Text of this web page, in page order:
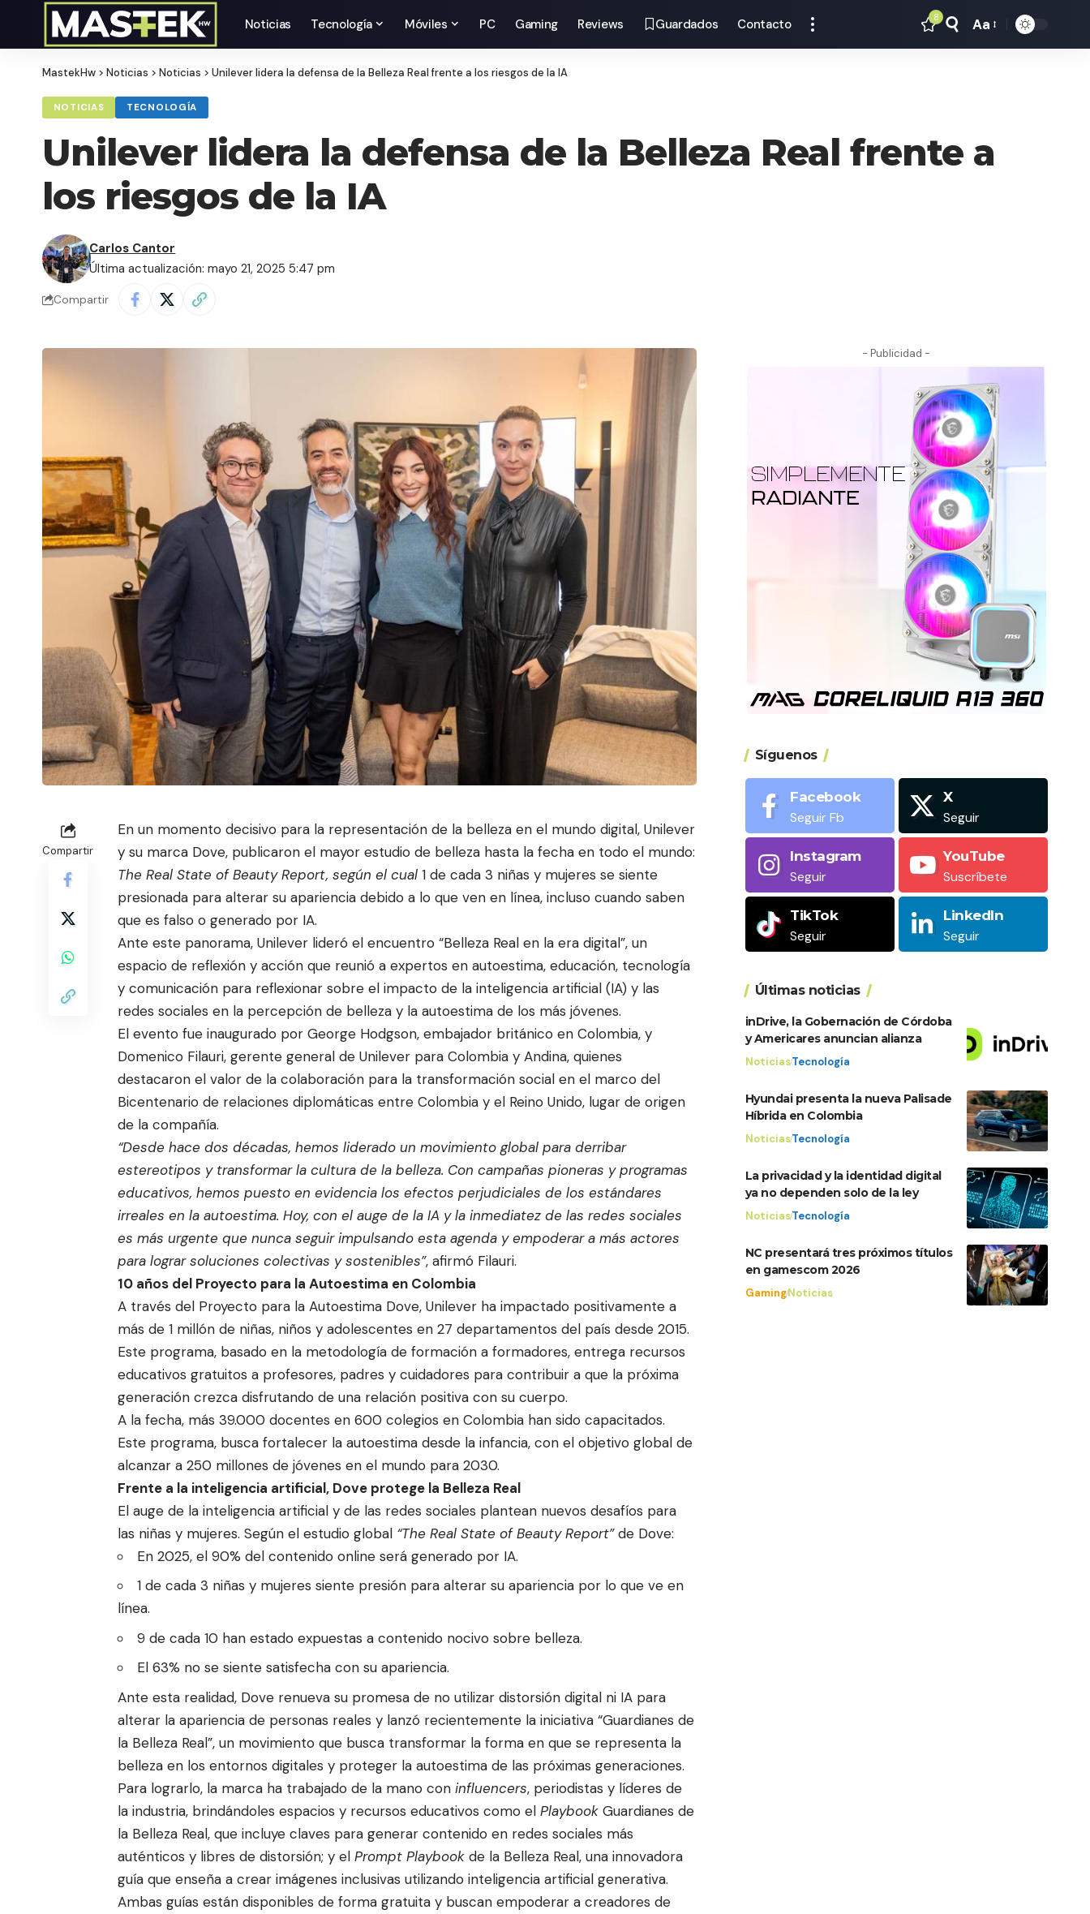
Noticias Tecnología Móviles PC Gaming Reviews Guardados Contacto 8
Tamaño
Aa
MastekHw > Noticias > Noticias > Unilever lidera la defensa de la Belleza Real frente a los riesgos de la IA
NOTICIAS TECNOLOGÍA
Unilever lidera la defensa de la Belleza Real frente a
los riesgos de la IA
Última actualización: mayo 21, 2025 5:47 pm
Carlos Cantor
Compartir
Compartir
En un momento decisivo para la representación de la belleza en el mundo digital, Unilever
y su marca Dove, publicaron el mayor estudio de belleza hasta la fecha en todo el mundo:
The Real State of Beauty Report, según el cual 1 de cada 3 niñas y mujeres se siente
presionada para alterar su apariencia debido a lo que ven en línea, incluso cuando saben
que es falso o generado por IA.
Ante este panorama, Unilever lideró el encuentro “Belleza Real en la era digital”, un
espacio de reflexión y acción que reunió a expertos en autoestima, educación, tecnología
y comunicación para reflexionar sobre el impacto de la inteligencia artificial (IA) y las
redes sociales en la percepción de belleza y la autoestima de los más jóvenes.
El evento fue inaugurado por George Hodgson, embajador británico en Colombia, y
Domenico Filauri, gerente general de Unilever para Colombia y Andina, quienes
destacaron el valor de la colaboración para la transformación social en el marco del
Bicentenario de relaciones diplomáticas entre Colombia y el Reino Unido, lugar de origen
de la compañía.
“Desde hace dos décadas, hemos liderado un movimiento global para derribar
estereotipos y transformar la cultura de la belleza. Con campañas pioneras y programas
educativos, hemos puesto en evidencia los efectos perjudiciales de los estándares
irreales en la autoestima. Hoy, con el auge de la IA y la inmediatez de las redes sociales
es más urgente que nunca seguir impulsando esta agenda y empoderar a más actores
para lograr soluciones colectivas y sostenibles”, afirmó Filauri.
10 años del Proyecto para la Autoestima en Colombia
A través del Proyecto para la Autoestima Dove, Unilever ha impactado positivamente a
más de 1 millón de niñas, niños y adolescentes en 27 departamentos del país desde 2015.
Este programa, basado en la metodología de formación a formadores, entrega recursos
educativos gratuitos a profesores, padres y cuidadores para contribuir a que la próxima
generación crezca disfrutando de una relación positiva con su cuerpo.
A la fecha, más 39.000 docentes en 600 colegios en Colombia han sido capacitados.
Este programa, busca fortalecer la autoestima desde la infancia, con el objetivo global de
alcanzar a 250 millones de jóvenes en el mundo para 2030.
Frente a la inteligencia artificial, Dove protege la Belleza Real
El auge de la inteligencia artificial y de las redes sociales plantean nuevos desafíos para
las niñas y mujeres. Según el estudio global “The Real State of Beauty Report”de Dove:
En 2025, el 90% del contenido online será generado por IA.
1 de cada 3 niñas y mujeres siente presión para alterar su apariencia por lo que ve en
línea.
9 de cada 10 han estado expuestas a contenido nocivo sobre belleza.
El 63% no se siente satisfecha con su apariencia.
Ante esta realidad, Dove renueva su promesa de no utilizar distorsión digital ni IA para
alterar la apariencia de personas reales y lanzó recientemente la iniciativa “Guardianes de
la Belleza Real”, un movimiento que busca transformar la forma en que se representa la
belleza en los entornos digitales y proteger la autoestima de las próximas generaciones.
Para lograrlo, la marca ha trabajado de la mano con influencers, periodistas y líderes de
la industria, brindándoles espacios y recursos educativos como el Playbook Guardianes de
la Belleza Real, que incluye claves para generar contenido en redes sociales más
auténticos y libres de distorsión; y el Prompt Playbook de la Belleza Real, una innovadora
guía que enseña a crear imágenes inclusivas utilizando inteligencia artificial generativa.
Ambas guías están disponibles de forma gratuita y buscan empoderar a creadores de
- Publicidad -
Síguenos
Facebook
Seguir Fb
X
Seguir
Instagram
Seguir
YouTube
Suscríbete
TikTok
Seguir
LinkedIn
Seguir
Últimas noticias
inDrive, la Gobernación de Córdoba
y Americares anuncian alianza
NoticiasTecnología
Hyundai presenta la nueva Palisade
Híbrida en Colombia
NoticiasTecnología
La privacidad y la identidad digital
ya no dependen solo de la ley
NoticiasTecnología
NC presentará tres próximos títulos
en gamescom 2026
GamingNoticias